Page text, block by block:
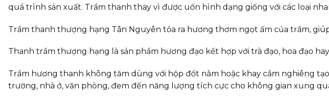
quá trình sản xuất. Trầm thanh thay vì được uốn hình dạng giống với các loại
Trầm thanh thượng hạng Tân Nguyên tỏa ra hương thơm ngọt ấm của trầm,
Thanh trầm thượng hạng là sản phẩm hương đạo kết hợp với trà đạo, hoa đạo
Trầm hương thanh không tăm dùng với hộp đốt nằm hoặc khay cắm nghiêng
trường, nhà ở, văn phòng, đem đến năng lượng tích cực cho không gian xung